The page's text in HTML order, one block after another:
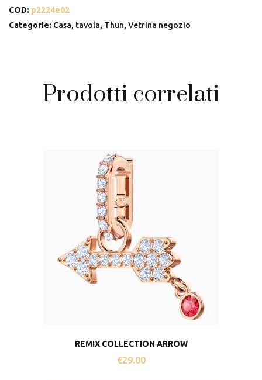
COD: p2224e02
Categorie: Casa, tavola, Thun,Vetrina negozio
Prodotti correlati
REMIX COLLECTION ARROW
€29.00